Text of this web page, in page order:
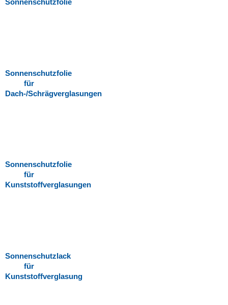
Sonnenschutzfolie
Sonnenschutzfolie
für
Dach-/Schrägverglasungen
Sonnenschutzfolie
für
Kunststoffverglasungen
Sonnenschutzlack
für
Kunststoffverglasung